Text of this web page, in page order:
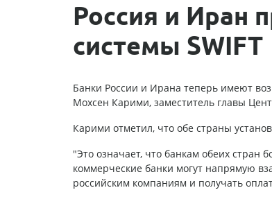
Россия и Иран
системы SWIFT
Банки России и Ирана теперь имеют
Мохсен Карими, заместитель главы
Карими отметил, что обе страны
"Это означает, что банкам обеих
коммерческие банки могут напрямую
российским компаниям и получать